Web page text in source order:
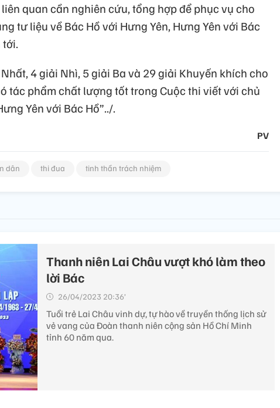
quan cần nghiên cứu, tổng hợp để phục vụ cho
tư liệu về Bác Hồ với Hưng Yên, Hưng Yên với Bác
4 giải Nhì, 5 giải Ba và 29 giải Khuyến khích cho
tác phẩm chất lượng tốt trong Cuộc thi viết với chủ
Yên với Bác Hồ”../.
PV
dân thi đua tinh thần trách nhiệm
Thanh niên Lai Châu vượt khó làm theo
lời Bác
26/04/2023 20:36’
Tuổi trẻ Lai Châu vinh dự, tự hào về truyền thống lịch sử
vẻ vang của Đoàn thanh niên cộng sản Hồ Chí Minh
tỉnh 60 năm qua.